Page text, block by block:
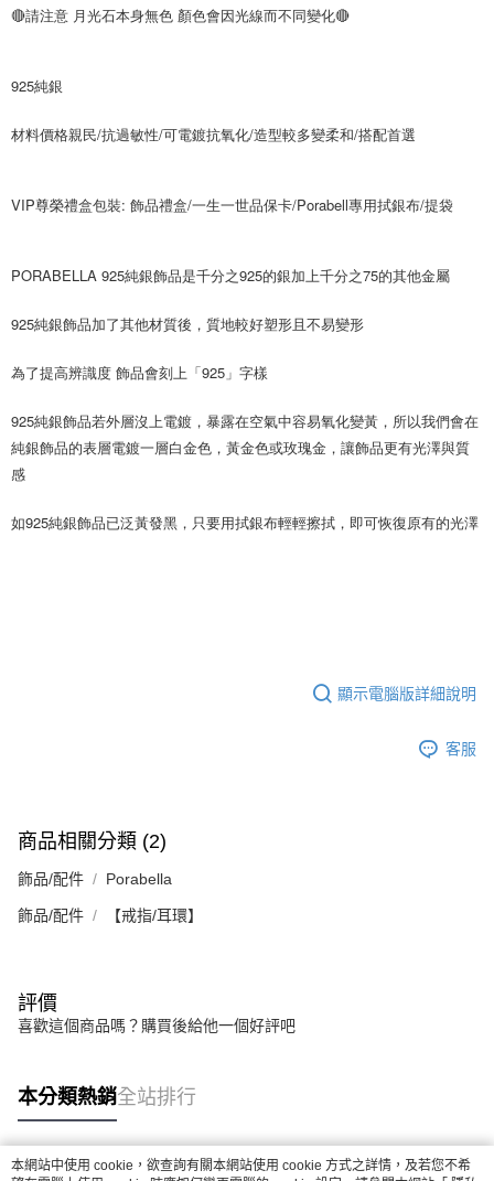
🔴請注意 月光石本身無色 顏色會因光線而不同變化🔴
925純銀
材料價格親民/抗過敏性/可電鍍抗氧化/造型較多變柔和/搭配首選
VIP尊榮禮盒包裝: 飾品禮盒/一生一世品保卡/Porabell專用拭銀布/提袋
PORABELLA 925純銀飾品是千分之925的銀加上千分之75的其他金屬
925純銀飾品加了其他材質後，質地較好塑形且不易變形
為了提高辨識度 飾品會刻上「925」字樣
925純銀飾品若外層沒上電鍍，暴露在空氣中容易氧化變黃，所以我們會在
純銀飾品的表層電鍍一層白金色，黃金色或玫瑰金，讓飾品更有光澤與質
感
如925純銀飾品已泛黃發黑，只要用拭銀布輕輕擦拭，即可恢復原有的光澤
顯示電腦版詳細說明
客服
商品相關分類 (2)
飾品/配件 Porabella
飾品/配件 【戒指/耳環】
評價
喜歡這個商品嗎？購買後給他一個好評吧
本分類熱銷全站排行
本網站中使用 cookie，欲查詢有關本網站使用 cookie 方式之詳情，及若您不希